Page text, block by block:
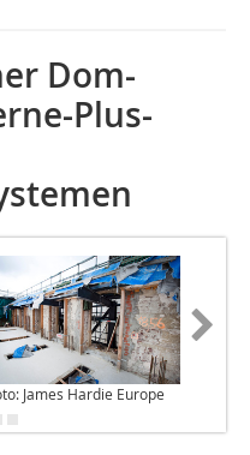
Dom-
Plus-
James Hardie Europe